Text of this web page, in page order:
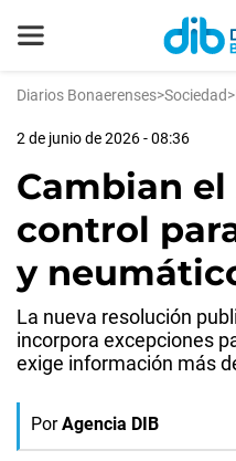
Diarios Bonaerenses>Sociedad>
2 de junio de 2026 - 08:36
Cambian
control
y
La nueva resolución
incorpora excepciones
exige información más
Por Agencia DIB